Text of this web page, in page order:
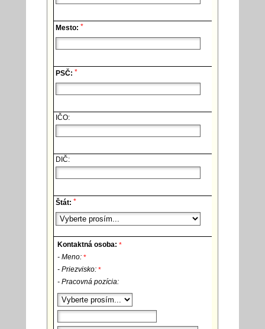
Mesto: *
PSČ: *
IČO:
DIČ:
Štát: *
Kontaktná osoba: *
- Meno: *
- Priezvisko: *
- Pracovná pozícia: